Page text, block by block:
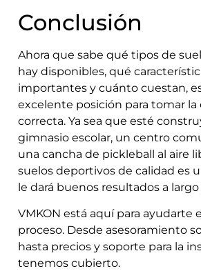
Conclusión
Ahora que sabe qué tipos de
hay disponibles, qué
importantes y cuánto cuestan,
excelente posición para tomar la
correcta. Ya sea que esté
gimnasio escolar, un centro
una cancha de pickleball al aire
suelos deportivos de calidad es
le dará buenos resultados a largo
VMKON está aquí para ayudarte
proceso. Desde asesoramiento
hasta precios y soporte para la
tenemos cubierto.